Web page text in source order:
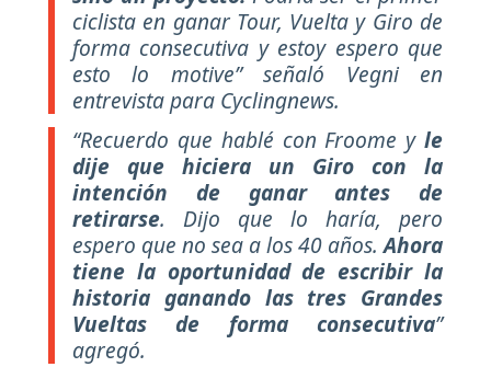
ciclista en ganar Tour, Vuelta y Giro de
forma consecutiva y estoy espero que
esto lo motive”señaló Vegni en
entrevista para Cyclingnews.
“Recuerdo que hablé con Froome y le
dije que hiciera un Giro con la
intención de ganar antes de
retirarse. Dijo que lo haría, pero
espero que no sea a los 40 años.Ahora
tiene la oportunidad de escribir la
historia ganando las tres Grandes
Vueltas de forma consecutiva”
agregó.